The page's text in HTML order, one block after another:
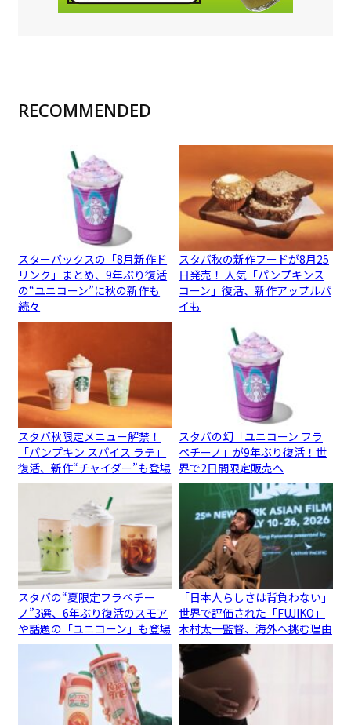
RECOMMENDED
スターバックスの「8月新作ド
リンク」まとめ、9年ぶり復活
の“ユニコーン”に秋の新作も
続々
スタバ秋の新作フードが8月25
日発売！ 人気「パンプキンス
コーン」復活、新作アップルパ
イも
スタバ秋限定メニュー解禁！
「パンプキン スパイス ラテ」
復活、新作“チャイダー”も登場
スタバの幻「ユニコーン フラ
ペチーノ」が9年ぶり復活！世
界で2日間限定販売へ
スタバの“夏限定フラペチー
ノ”3選、6年ぶり復活のスモア
や話題の「ユニコーン」も登場
「日本人らしさは背負わない」
世界で評価された「FUJIKO」
木村太一監督、海外へ挑む理由